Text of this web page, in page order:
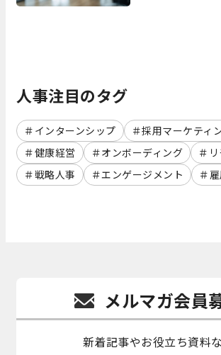
人事注目のタグ
インターンシップ
採用マーケティ
健康経営
オンボーディング
戦略人事
エンゲージメント
メルマガ会員
新着記事やお役立ち資料